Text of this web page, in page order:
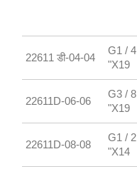
22611 डी-04-04
G1 / 4
"X19
22611D-06-06
G3 / 8
"X19
22611D-08-08
G1 / 2
"X14